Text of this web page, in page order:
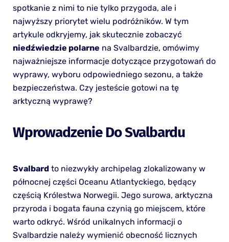
spotkanie z nimi to nie tylko przygoda, ale i
najwyższy priorytet wielu podróżników. W tym
artykule odkryjemy, jak skutecznie zobaczyć
niedźwiedzie polarne na Svalbardzie, omówimy
najważniejsze informacje dotyczące przygotowań do
wyprawy, wyboru odpowiedniego sezonu, a także
bezpieczeństwa. Czy jesteście gotowi na tę
arktyczną wyprawę?
Wprowadzenie Do Svalbardu
Svalbardto niezwykły archipelag zlokalizowany w
północnej części Oceanu Atlantyckiego, będący
częścią Królestwa Norwegii. Jego surowa, arktyczna
przyroda i bogata fauna czynią go miejscem, które
warto odkryć. Wśród unikalnych informacji o
Svalbardzie należy wymienić obecność licznych